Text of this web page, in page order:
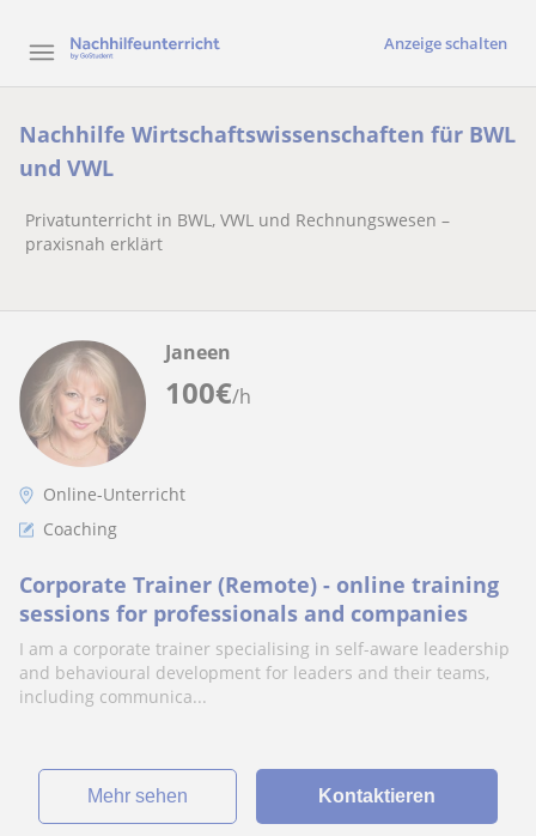
Anzeige schalten
Nachhilfe Wirtschaftswissenschaften für BWL
und VWL
Privatunterricht in BWL, VWL und Rechnungswesen –
praxisnah erklärt
100€/h
Janeen
Online-Unterricht
Coaching
Corporate Trainer (Remote) - online training
sessions for professionals and companies
I am a corporate trainer specialising in self-aware leadership
and behavioural development for leaders and their teams,
including communica...
Mehr sehen Kontaktieren